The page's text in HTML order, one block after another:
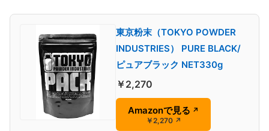
東京粉末（TOKYO POWDER
INDUSTRIES） PURE BLACK/
ピュアブラック NET330g
￥2,270
Amazonで見る ↗
￥2,270 ↗